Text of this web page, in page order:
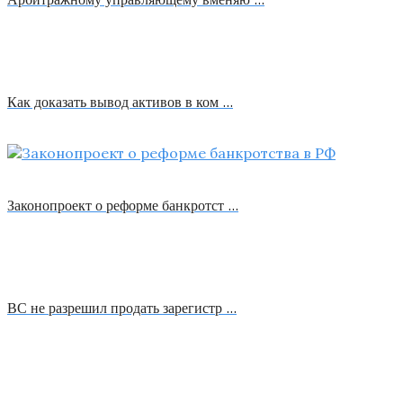
Как доказать вывод активов в ком …
Законопроект о реформе банкротст …
ВС не разрешил продать зарегистр …